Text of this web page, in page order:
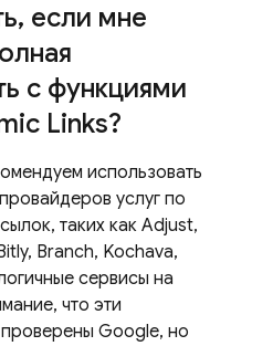
, если мне
с функциями
Links?
использовать
услуг по
таких как Adjust,
Branch, Kochava,
сервисы на
что эти
Google, но